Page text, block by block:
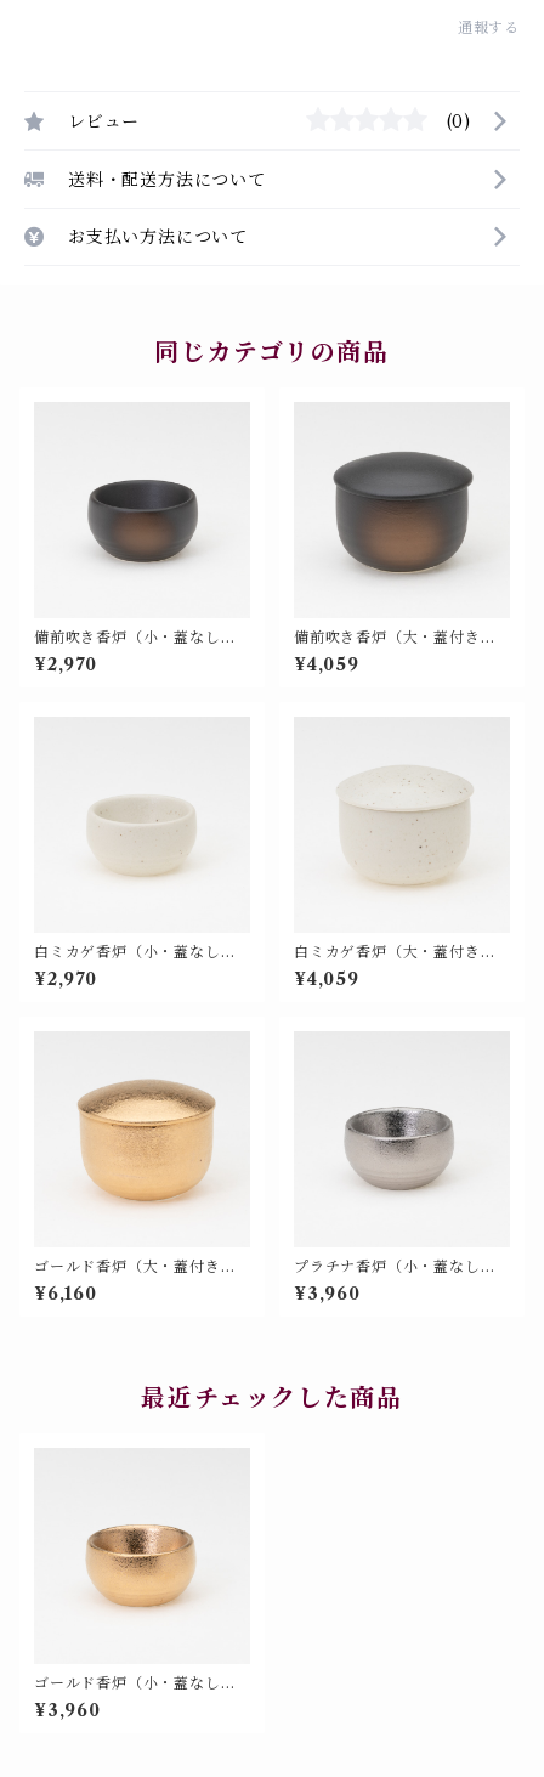
通報する
レビュー (0)
送料・配送方法について
お支払い方法について
同じカテゴリの商品
備前吹き香炉（小・蓋なし）
＜モダン仏具 単品 基本色＞
【676-103】
¥2,970
備前吹き香炉（大・蓋付き）
＜モダン仏具 単品 基本色＞
【676-111】
¥4,059
白ミカゲ香炉（小・蓋なし）
＜モダン仏具 単品 基本色＞
【676-203】
¥2,970
白ミカゲ香炉（大・蓋付き）
＜モダン仏具 単品 基本色＞
【676-211】
¥4,059
ゴールド香炉（大・蓋付き）
＜モダン仏具 単品 特別色＞
【676-311】
¥6,160
プラチナ香炉（小・蓋なし）
＜モダン仏具 単品 特別色＞
【676-403】
¥3,960
最近チェックした商品
ゴールド香炉（小・蓋なし）
＜モダン仏具 単品 特別色＞
【676-303】
¥3,960